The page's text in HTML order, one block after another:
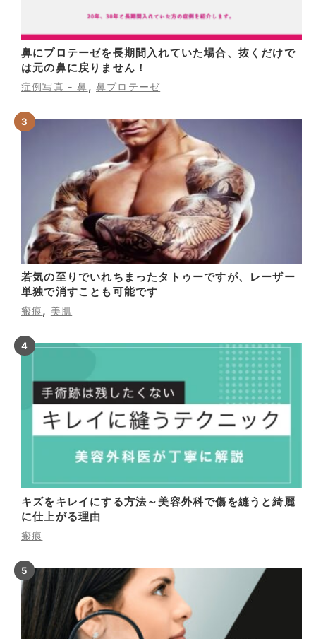
鼻にプロテーゼを長期間入れていた場合、抜くだけで
は元の鼻に戻りません！
症例写真 - 鼻,鼻プロテーゼ
若気の至りでいれちまったタトゥーですが、レーザー
単独で消すことも可能です
瘢痕, 美肌
キズをキレイにする方法～美容外科で傷を縫うと綺麗
に仕上がる理由
瘢痕